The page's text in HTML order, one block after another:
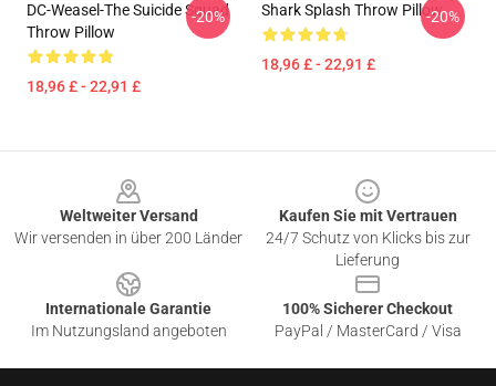
DC-Weasel-The Suicide Squad
Throw Pillow
18,96 £ - 22,91 £
-20% Shark Splash Throw Pillow
18,96 £ - 22,91 £
-20%
Weltweiter Versand
Wir versenden in über 200 Länder
Kaufen Sie mit Vertrauen
24/7 Schutz von Klicks bis zur
Lieferung
Internationale Garantie
Im Nutzungsland angeboten
100% Sicherer Checkout
PayPal / MasterCard / Visa